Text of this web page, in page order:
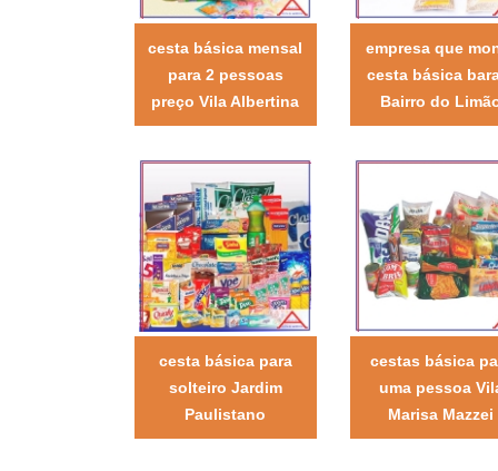
cesta básica mensal
para 2 pessoas
preço Vila Albertina
empresa que
cesta básica
Bairro do
cesta básica para
solteiro Jardim
Paulistano
cestas básica
uma pessoa
Marisa Mazzei